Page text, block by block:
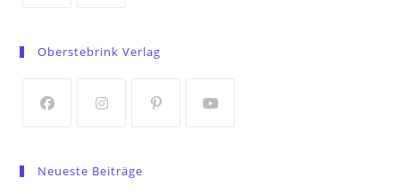
a
tab
tab
Oberstebrink Verlag
a
a
Neueste Beiträge